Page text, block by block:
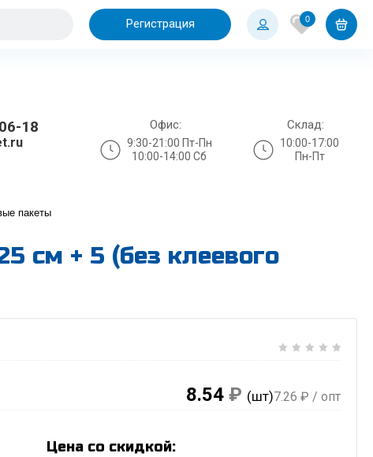
Регистрация 0
18 Офис:
9:30-21:00 Пт-Пн
10:00-14:00 Сб
Склад:
10:00-17:00
Пн-Пт
пакеты
см + 5 (без клеевого
8.54 ₽ (шт)7.26 ₽ / опт
Цена со скидкой: